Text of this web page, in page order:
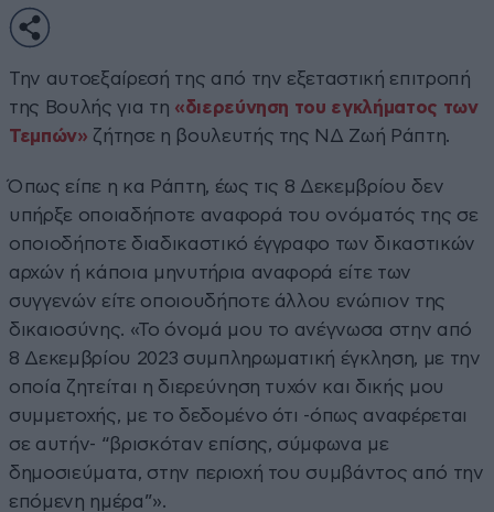
Την αυτοεξαίρεσή της από την εξεταστική επιτροπή
της Βουλής για τη «διερεύνηση του εγκλήματος των
Τεμπών» ζήτησε η βουλευτής της ΝΔ Ζωή Ράπτη.
Όπως είπε η κα Ράπτη, έως τις 8 Δεκεμβρίου δεν
υπήρξε οποιαδήποτε αναφορά του ονόματός της σε
οποιοδήποτε διαδικαστικό έγγραφο των δικαστικών
αρχών ή κάποια μηνυτήρια αναφορά είτε των
συγγενών είτε οποιουδήποτε άλλου ενώπιον της
δικαιοσύνης. «Το όνομά μου το ανέγνωσα στην από
8 Δεκεμβρίου 2023 συμπληρωματική έγκληση, με την
οποία ζητείται η διερεύνηση τυχόν και δικής μου
συμμετοχής, με το δεδομένο ότι -όπως αναφέρεται
σε αυτήν- “βρισκόταν επίσης, σύμφωνα με
δημοσιεύματα, στην περιοχή του συμβάντος από την
επόμενη ημέρα”».